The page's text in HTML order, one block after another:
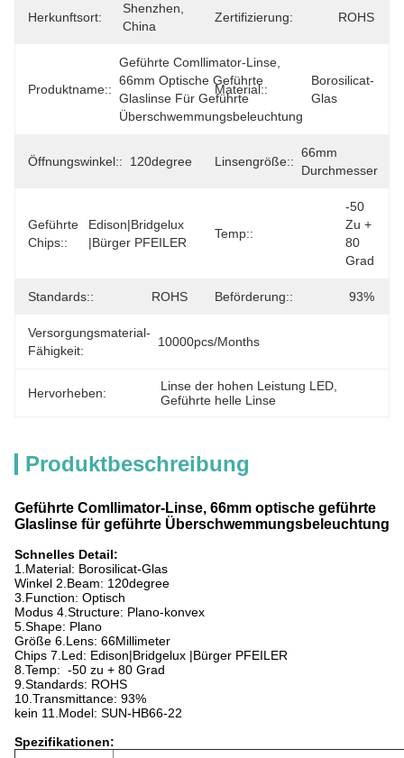
Herkunftsort:
Shenzhen,
China
Zertifizierung: ROHS
Produktname::
Geführte Comllimator-Linse,
66mm Optische Geführte
Glaslinse Für Geführte
Überschwemmungsbeleuchtung
Material::
Borosilicat-
Glas
Öffnungswinkel:: 120degree Linsengröße::
66mm
Durchmesser
Geführte
Chips::
Edison|Bridgelux
|Bürger PFEILER
Temp::
-50
Zu +
80
Grad
Standards:: ROHS Beförderung:: 93%
Versorgungsmaterial-
Fähigkeit:
10000pcs/months
Hervorheben: Linse der hohen Leistung LED
Geführte helle Linse
Produktbeschreibung
Geführte Comllimator-Linse, 66mm optische geführte
Glaslinse für geführte Überschwemmungsbeleuchtung
Schnelles Detail:
1.Material: Borosilicat-Glas
Winkel 2.Beam: 120degree
3.Function: Optisch
Modus 4.Structure: Plano-konvex
5.Shape: Plano
Größe 6.Lens: 66Millimeter
Chips 7.Led: Edison|Bridgelux |Bürger PFEILER
8.Temp: -50 zu + 80 Grad
9.Standards: ROHS
10.Transmittance: 93%
kein 11.Model: SUN-HB66-22
Spezifikationen: